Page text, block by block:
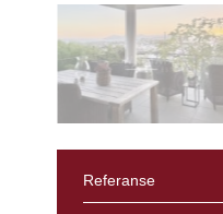
Referanse